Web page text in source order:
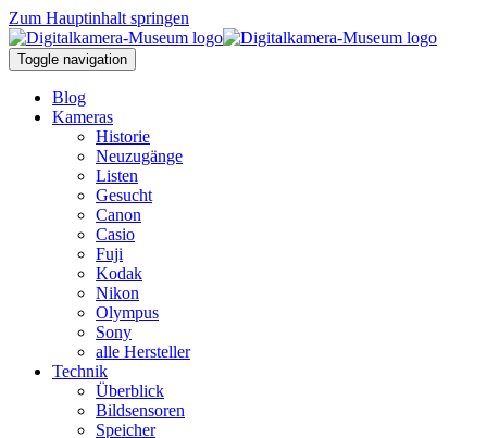
Zum Hauptinhalt springen
Toggle navigation
Blog
Kameras
Historie
Neuzugänge
Listen
Gesucht
Canon
Casio
Fuji
Kodak
Nikon
Olympus
Sony
alle Hersteller
Technik
Überblick
Bildsensoren
Speicher